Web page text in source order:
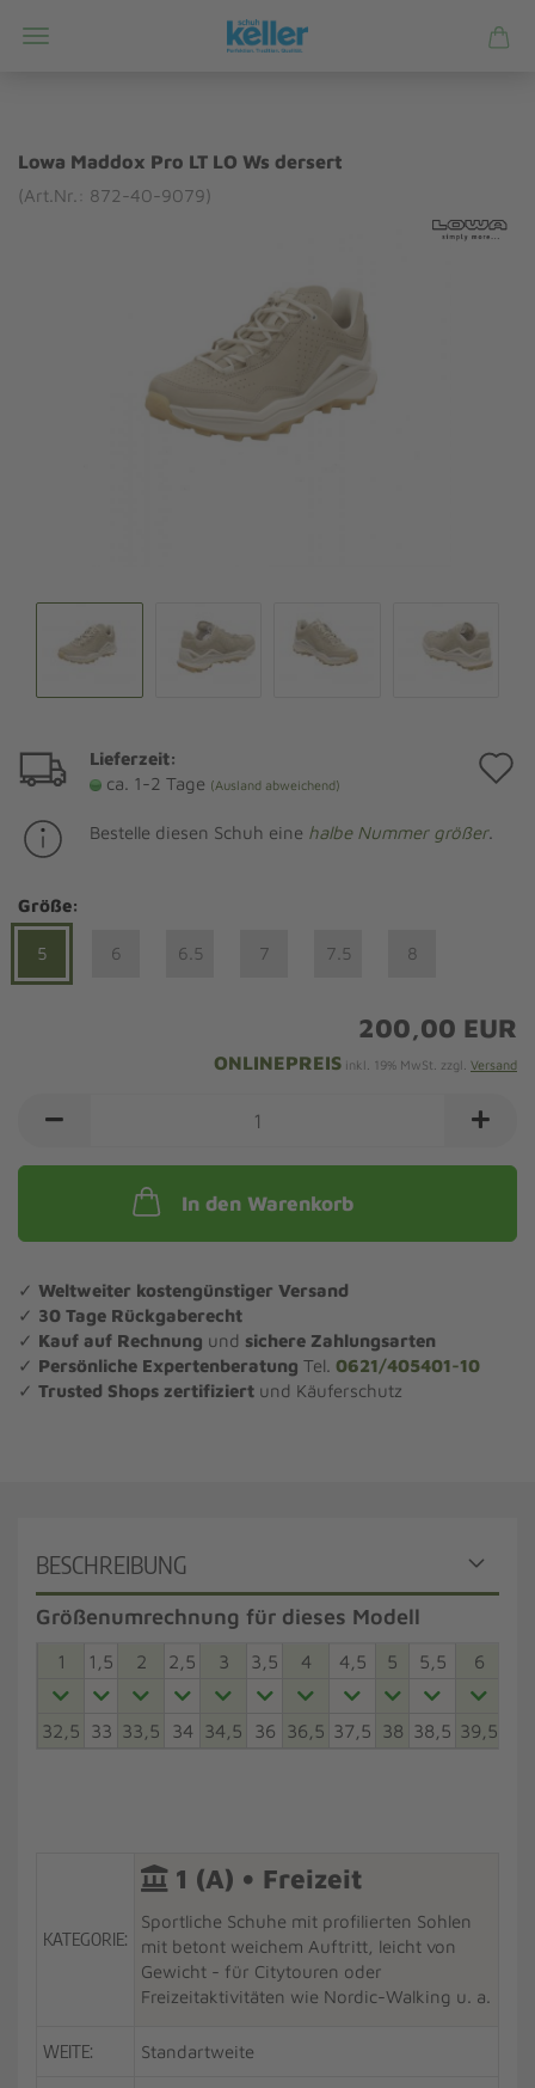
Lowa Maddox Pro LT LO Ws dersert
(Art.Nr.: 872-40-9079)
Lieferzeit:
ca. 1-2 Tage (Ausland abweichend)
Bestelle diesen Schuh eine halbe Nummer größer.
Größe:
5 6 6.5 7 7.5 8
200,00 EUR
ONLINEPREIS inkl. 19% MwSt. zzgl. Versand
In den Warenkorb
✓ Weltweiter kostengünstiger Versand
✓ 30 Tage Rückgaberecht
✓ Kauf auf Rechnung und sichere Zahlungsarten
✓ Persönliche Expertenberatung Tel. 0621/405401-10
✓ Trusted Shops zertifiziert und Käuferschutz
BESCHREIBUNG
Größenumrechnung für dieses Modell
1 1,5 2 2,5 3 3,5 4 4,5 5 5,5 6
32,5 33 33,5 34 34,5 36 36,5 37,5 38 38,5 39,5
KATEGORIE:
1 (A) • Freizeit
Sportliche Schuhe mit profilierten Sohlen
mit betont weichem Auftritt, leicht von
Gewicht - für Citytouren oder
Freizeitaktivitäten wie Nordic-Walking u. a.
WEITE: Standartweite